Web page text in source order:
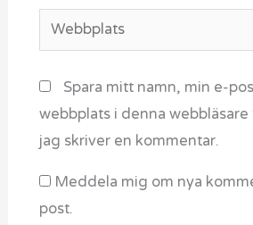
Webbplats
Spara mitt namn, min e-
webbplats i denna
jag skriver en kommentar.
Meddela mig om nya
post.